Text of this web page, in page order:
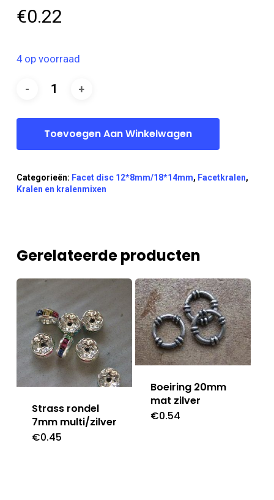
€0.22
4 op voorraad
Toevoegen Aan Winkelwagen
Categorieën: Facet disc 12*8mm/18*14mm, Facetkralen,
Kralen en kralenmixen
Gerelateerde producten
Strass rondel
7mm multi/zilver
€0.45
Boeiring 20mm
mat zilver
€0.54